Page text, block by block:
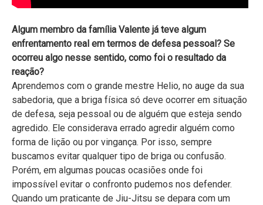
Algum membro da família Valente já teve algum
enfrentamento real em termos de defesa pessoal? Se
ocorreu algo nesse sentido, como foi o resultado da
reação?
Aprendemos com o grande mestre Helio, no auge da sua
sabedoria, que a briga física só deve ocorrer em situação
de defesa, seja pessoal ou de alguém que esteja sendo
agredido. Ele considerava errado agredir alguém como
forma de lição ou por vingança. Por isso, sempre
buscamos evitar qualquer tipo de briga ou confusão.
Porém, em algumas poucas ocasiões onde foi
impossível evitar o confronto pudemos nos defender.
Quando um praticante de Jiu-Jitsu se depara com um